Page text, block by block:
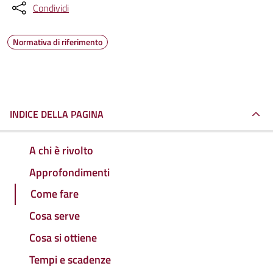
Condividi
Normativa di riferimento
INDICE DELLA PAGINA
A chi è rivolto
Approfondimenti
Come fare
Cosa serve
Cosa si ottiene
Tempi e scadenze